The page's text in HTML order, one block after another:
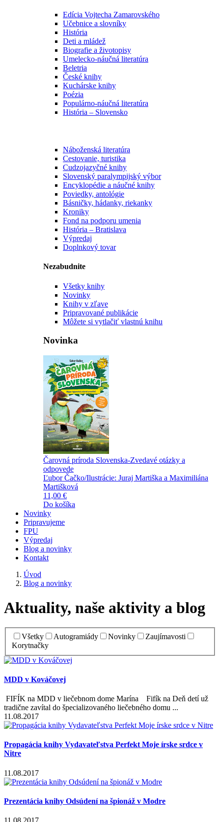
Edícia Vojtecha Zamarovského
Učebnice a slovníky
História
Deti a mládež
Biografie a životopisy
Umelecko-náučná literatúra
Beletria
České knihy
Kuchárske knihy
Poézia
Populárno-náučná literatúra
História – Slovensko
Náboženská literatúra
Cestovanie, turistika
Cudzojazyčné knihy
Slovenský paralympijský výbor
Encyklopédie a náučné knihy
Poviedky, antológie
Básničky, hádanky, riekanky
Kroniky
Fond na podporu umenia
História – Bratislava
Výpredaj
Doplnkový tovar
Nezabudnite
Všetky knihy
Novinky
Knihy v zľave
Pripravované publikácie
Môžete si vytlačiť vlastnú knihu
Novinka
Čarovná príroda Slovenska-Zvedavé otázky a
odpovede
Ľubor Čačko/Ilustrácie: Juraj Martiška a Maximiliána
Martišková
11,00 €
Do košíka
Novinky
Pripravujeme
FPU
Výpredaj
Blog a novinky
Kontakt
Úvod
Blog a novinky
Aktuality, naše aktivity a blog
Všetky Autogramiády Novinky
Zaujímavosti
Korytnačky
MDD v Kováčovej
FIFÍK na MDD v liečebnom dome Marína Fifík na Deň detí už
tradične zavítal do špecializovaného liečebného domu ...
11.08.2017
Propagácia knihy Vydavateľstva Perfekt Moje írske srdce v
Nitre
11.08.2017
Prezentácia knihy Odsúdení na špionáž v Modre